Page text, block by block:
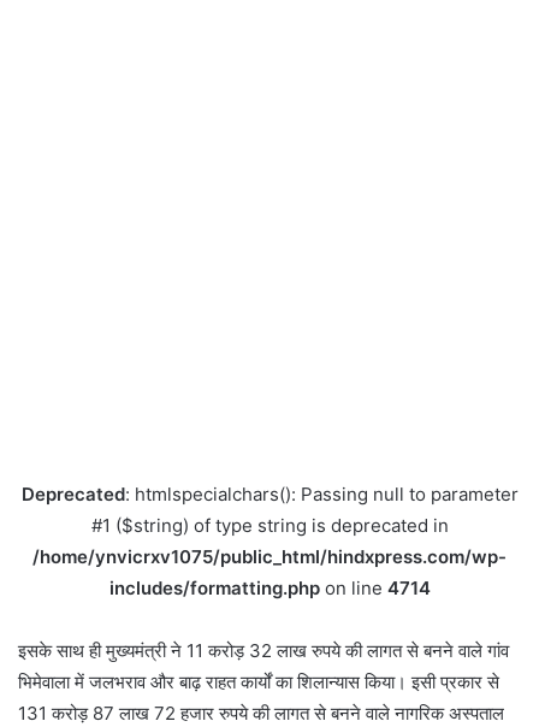
Deprecated: htmlspecialchars(): Passing null to parameter
#1 ($string) of type string is deprecated in
/home/ynvicrxv1075/public_html/hindxpress.com/wp-
includes/formatting.phpon line 4714
इसके साथ ही मुख्यमंत्री ने 11 करोड़ 32 लाख रुपये की लागत से बनने वाले गांव
भिमेवाला में जलभराव और बाढ़ राहत कार्यों का शिलान्यास किया। इसी प्रकार से
131 करोड़ 87 लाख 72 हजार रुपये की लागत से बनने वाले नागरिक अस्पताल